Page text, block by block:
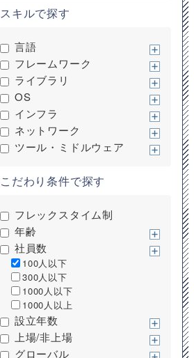
スキルで探す
言語
フレームワーク
ライブラリ
OS
インフラ
ネットワーク
ツール・ミドルウェア
こだわり条件で探す
フレックスタイム制
年齢
社員数
100人以下
300人以下
1000人以下
1000人以上
設立年数
上場/非上場
グローバル